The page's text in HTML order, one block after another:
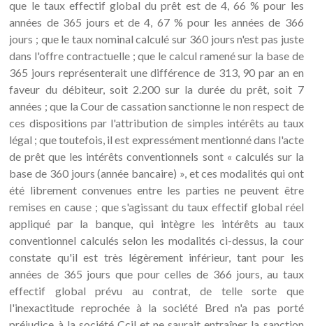
que le taux effectif global du prêt est de 4, 66 % pour les
années de 365 jours et de 4, 67 % pour les années de 366
jours ; que le taux nominal calculé sur 360 jours n'est pas juste
dans l'offre contractuelle ; que le calcul ramené sur la base de
365 jours représenterait une différence de 313, 90 par an en
faveur du débiteur, soit 2.200 sur la durée du prêt, soit 7
années ; que la Cour de cassation sanctionne le non respect de
ces dispositions par l'attribution de simples intérêts au taux
légal ; que toutefois, il est expressément mentionné dans l'acte
de prêt que les intérêts conventionnels sont « calculés sur la
base de 360 jours (année bancaire) », et ces modalités qui ont
été librement convenues entre les parties ne peuvent être
remises en cause ; que s'agissant du taux effectif global réel
appliqué par la banque, qui intègre les intérêts au taux
conventionnel calculés selon les modalités ci-dessus, la cour
constate qu'il est très légèrement inférieur, tant pour les
années de 365 jours que pour celles de 366 jours, au taux
effectif global prévu au contrat, de telle sorte que
l'inexactitude reprochée à la société Bred n'a pas porté